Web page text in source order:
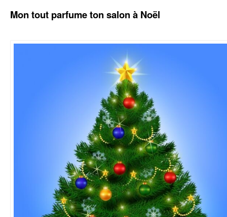
Mon tout parfume ton salon à Noël